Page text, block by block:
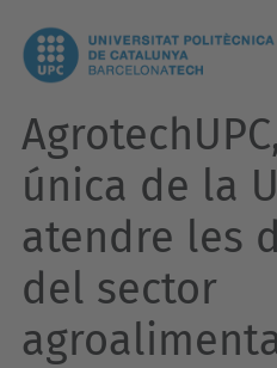
única de la
atendre les
del sector